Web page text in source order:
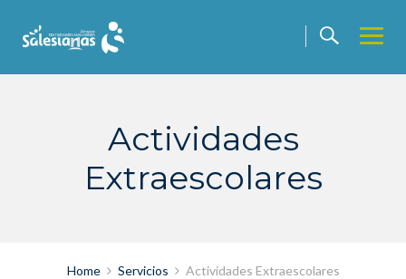
content
Actividades
Extraescolares
Home Servicios Actividades Extraescolares